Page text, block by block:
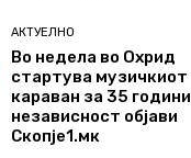
АКТУЕЛНО
Во недела во Охрид
стартува музичкиот
караван за 35 години
независност објави
Скопје1.мк